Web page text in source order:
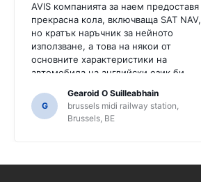
AVIS компанията за наем предоставя
прекрасна кола, включваща SAT NAV,
но кратък наръчник за нейното
използване, а това на някои от
основните характеристики на
автомобила на английски език би
Трябваше да попитаме няколко
местни жители за ориентиране и
само за това, че може би не сме
G
Gearoid O Suilleabhain
brussels midi railway station,
Brussels, BE